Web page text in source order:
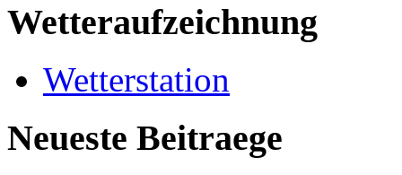
Wetteraufzeichnung
Wetterstation
Neueste Beitraege